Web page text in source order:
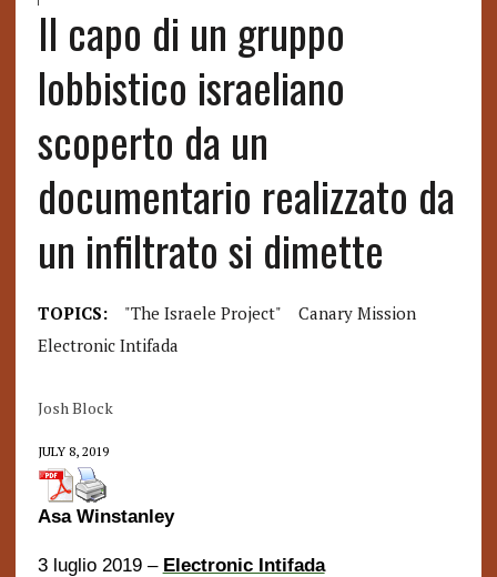
Il capo di un gruppo
lobbistico israeliano
scoperto da un
documentario realizzato da
un infiltrato si dimette
TOPICS: "The Israele Project"
Canary Mission
Electronic Intifada
Josh Block
JULY 8, 2019
Asa Winstanley
3 luglio 2019 – Electronic Intifada